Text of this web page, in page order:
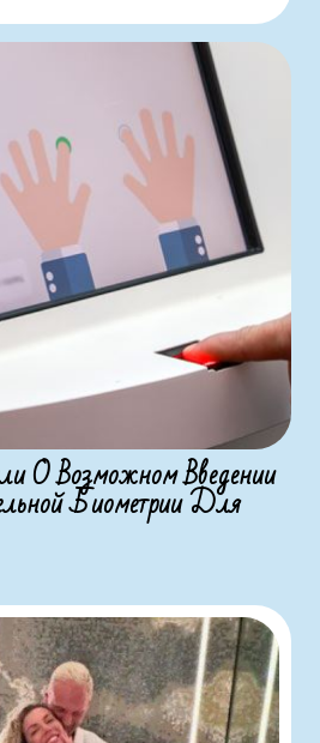
О Возможном Введении
Биометрии Для